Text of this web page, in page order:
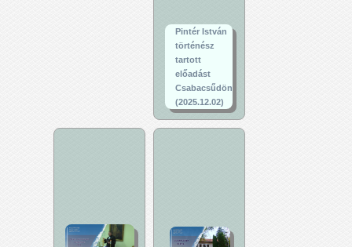
Pintér István
történész
tartott
előadást
Csabacsűdön
(2025.12.02)